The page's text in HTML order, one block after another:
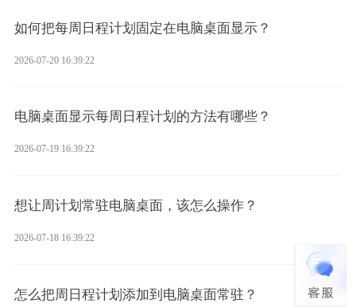
如何把每周日程计划固定在电脑桌面显示？
2026-07-20 16:39:22
电脑桌面显示每周日程计划的方法有哪些？
2026-07-19 16:39:22
想让周计划常驻电脑桌面，该怎么操作？
2026-07-18 16:39:22
怎么把周日程计划添加到电脑桌面常驻？